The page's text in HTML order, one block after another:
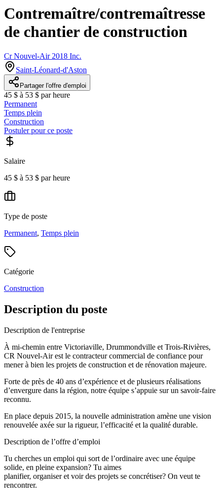
Contremaître/contremaîtresse
de chantier de construction
Cr Nouvel-Air 2018 Inc.
Saint-Léonard-d'Aston
Partager l'offre d'emploi
45 $ à 53 $ par heure
Permanent
Temps plein
Construction
Postuler pour ce poste
Salaire
45 $ à 53 $ par heure
Type de poste
Permanent, Temps plein
Catégorie
Construction
Description du poste
Description de l'entreprise
À mi-chemin entre Victoriaville, Drummondville et Trois-Rivières,
CR Nouvel-Air est le contracteur commercial de confiance pour
mener à bien les projets de construction et de rénovation majeure.
Forte de près de 40 ans d’expérience et de plusieurs réalisations
d’envergure dans la région, notre équipe s’appuie sur un savoir-faire
reconnu.
En place depuis 2015, la nouvelle administration amène une vision
renouvelée axée sur la rigueur, l’efficacité et la qualité durable.
Description de l’offre d’emploi
Tu cherches un emploi qui sort de l’ordinaire avec une équipe
solide, en pleine expansion? Tu aimes
planifier, organiser et voir des projets se concrétiser? On veut te
rencontrer.